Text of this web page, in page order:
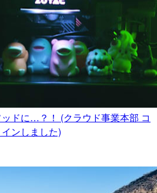
ドに…？！ (クラウド事業本部 コ
ンしました)